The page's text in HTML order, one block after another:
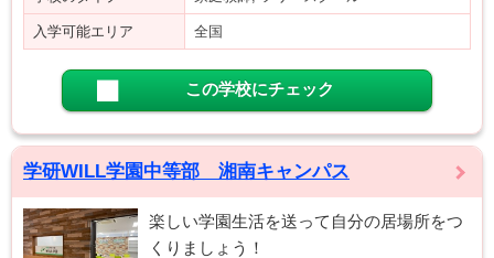
入学可能エリア 全国
この学校にチェック
学研WILL学園中等部 湘南キャンパス
楽しい学園生活を送って自分の居場所をつ
くりましょう！